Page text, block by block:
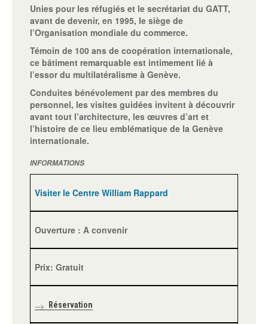
Unies pour les réfugiés et le secrétariat du GATT,
avant de devenir, en 1995, le siège de
l’Organisation mondiale du commerce.
Témoin de 100 ans de coopération internationale,
ce bâtiment remarquable est intimement lié à
l’essor du multilatéralisme à Genève.
Conduites bénévolement par des membres du
personnel, les visites guidées invitent à découvrir
avant tout l’architecture, les œuvres d’art et
l’histoire de ce lieu emblématique de la Genève
internationale.
INFORMATIONS
Visiter le Centre William Rappard
Ouverture : A convenir
Prix: Gratuit
Réservation